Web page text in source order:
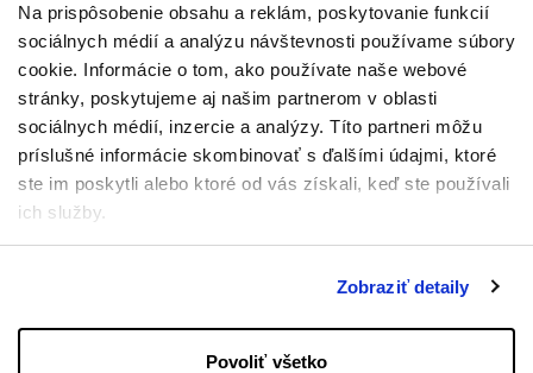
Na prispôsobenie obsahu a reklám, poskytovanie funkcií
sociálnych médií a analýzu návštevnosti používame súbory
cookie. Informácie o tom, ako používate naše webové
stránky, poskytujeme aj našim partnerom v oblasti
sociálnych médií, inzercie a analýzy. Títo partneri môžu
príslušné informácie skombinovať s ďalšími údajmi, ktoré
ste im poskytli alebo ktoré od vás získali, keď ste používali
ich služby.
Zobraziť detaily
Povoliť všetko